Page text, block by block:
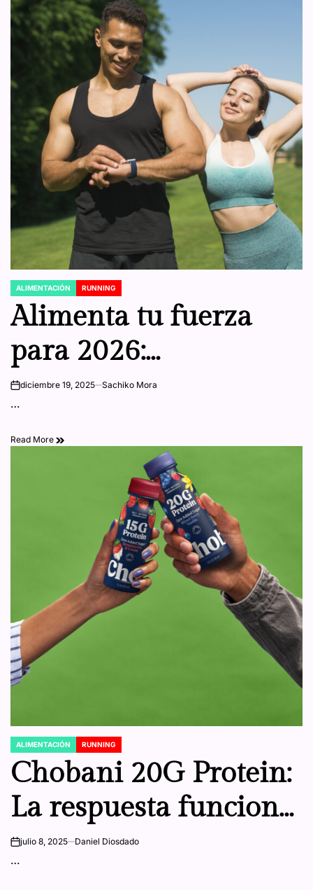
POSTED
IN
ALIMENTACIÓN RUNNING
Alimenta tu fuerza
para 2026:
Recuperación
mantener el ritmo
ondiciembre 19, 2025 Sachiko Mora
…
Read More
POSTED
ALIMENTACIÓN RUNNING
Chobani 20G Protein:
La respuesta funcional
a la creciente
onjulio 8, 2025 Daniel Diosdado
…